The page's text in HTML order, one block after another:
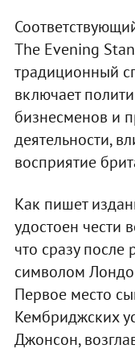
The Evening
традиционный
включает
бизнесменов и
деятельности,
восприятие
Как пишет
удостоен чести
что сразу
символом
Первое место
Кембриджских
Джонсон,